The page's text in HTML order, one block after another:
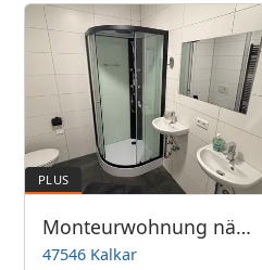
Monteurwohnung nähe Kleve/Niederlande/Weeze/Emmerich/Bocholt Einzelzimmer Doppelzimmer
47546 Kalkar